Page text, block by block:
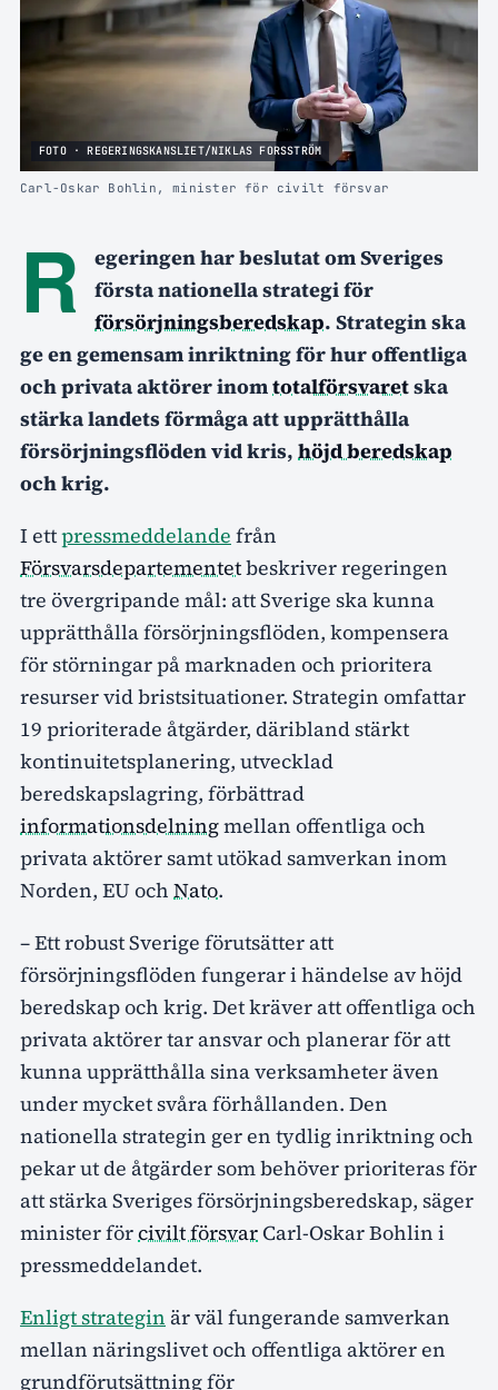
FOTO · REGERINGSKANSLIET/NIKLAS FORSSTRÖM
Carl-Oskar Bohlin, minister för civilt försvar
R
egeringen har beslutat om Sveriges
första nationella strategi för
försörjningsberedskap. Strategin ska
ge en gemensam inriktning för hur offentliga
och privata aktörer inomtotalförsvaretska
stärka landets förmåga att upprätthålla
försörjningsflöden vid kris, höjd beredskap
och krig.
I ettpressmeddelande från
Försvarsdepartementetbeskriver regeringen
tre övergripande mål: att Sverige ska kunna
upprätthålla försörjningsflöden, kompensera
för störningar på marknaden och prioritera
resurser vid bristsituationer. Strategin omfattar
19 prioriterade åtgärder, däribland stärkt
kontinuitetsplanering, utvecklad
beredskapslagring, förbättrad
informationsdelningmellan offentliga och
privata aktörer samt utökad samverkan inom
Norden, EU och Nato.
– Ett robust Sverige förutsätter att
försörjningsflöden fungerar i händelse av höjd
beredskap och krig. Det kräver att offentliga och
privata aktörer tar ansvar och planerar för att
kunna upprätthålla sina verksamheter även
under mycket svåra förhållanden. Den
nationella strategin ger en tydlig inriktning och
pekar ut de åtgärder som behöver prioriteras för
att stärka Sveriges försörjningsberedskap, säger
minister förcivilt försvar Carl-Oskar Bohlin i
pressmeddelandet.
Enligt strategin är väl fungerande samverkan
mellan näringslivet och offentliga aktörer en
grundförutsättning för